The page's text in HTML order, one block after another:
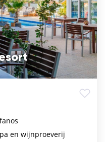
en wijnproeverij